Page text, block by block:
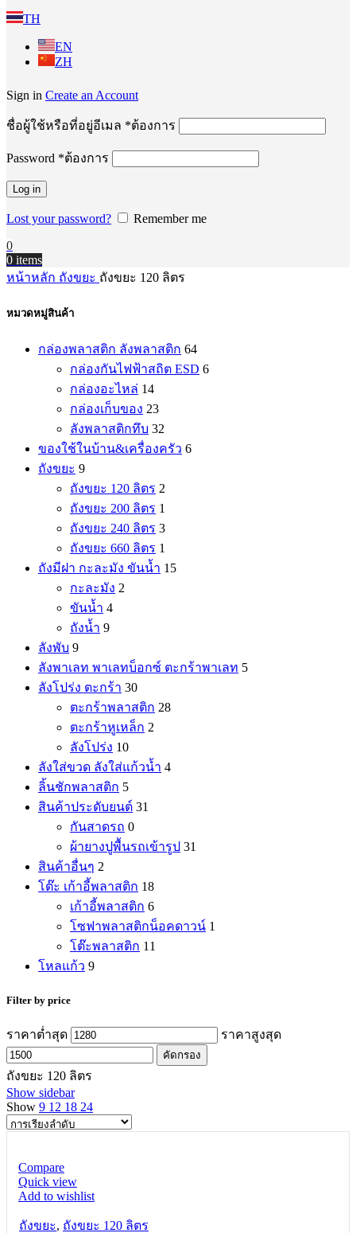
TH
EN
ZH
Sign in Create an Account
ชื่อผู้ใช้หรือที่อยู่อีเมล *ต้องการ
Password *ต้องการ
Log in
Lost your password?
Remember me
0
0 items
หน้าหลัก ถังขยะ ถังขยะ 120 ลิตร
หมวดหมู่สินค้า
กล่องพลาสติก ลังพลาสติก 64
กล่องกันไฟฟ้าสถิต ESD 6
กล่องอะไหล่ 14
กล่องเก็บของ 23
ลังพลาสติกทึบ 32
ของใช้ในบ้าน&เครื่องครัว 6
ถังขยะ 9
ถังขยะ 120 ลิตร 2
ถังขยะ 200 ลิตร 1
ถังขยะ 240 ลิตร 3
ถังขยะ 660 ลิตร 1
ถังมีฝา กะละมัง ขันน้ำ 15
กะละมัง 2
ขันน้ำ 4
ถังน้ำ 9
ลังพับ 9
ลังพาเลท พาเลทบ็อกซ์ ตะกร้าพาเลท 5
ลังโปร่ง ตะกร้า 30
ตะกร้าพลาสติก 28
ตะกร้าหูเหล็ก 2
ลังโปร่ง 10
ลังใส่ขวด ลังใส่แก้วน้ำ 4
ลิ้นชักพลาสติก 5
สินค้าประดับยนต์ 31
กันสาดรถ 0
ผ้ายางปูพื้นรถเข้ารูป 31
สินค้าอื่นๆ 2
โต๊ะ เก้าอี้พลาสติก 18
เก้าอี้พลาสติก 6
โซฟาพลาสติกน็อคดาวน์ 1
โต๊ะพลาสติก 11
โหลแก้ว 9
Filter by price
ราคาต่ำสุด ราคาสูงสุด
คัดกรอง
ถังขยะ 120 ลิตร
Show sidebar
Show 9 12 18 24
Compare
Quick view
Add to wishlist
ถังขยะ, ถังขยะ 120 ลิตร